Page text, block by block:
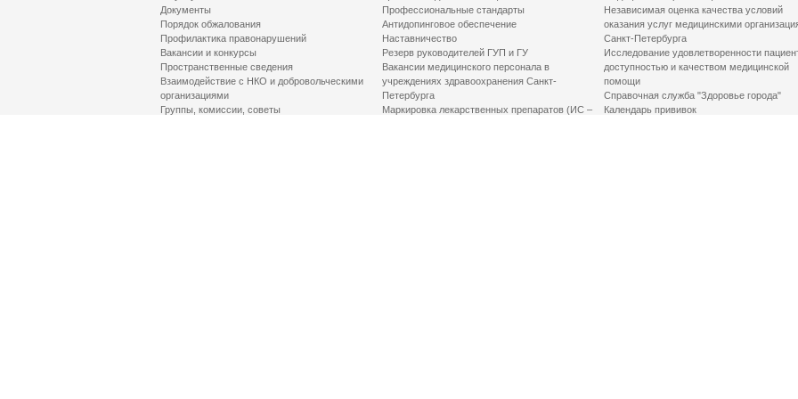
Документы
Порядок обжалования
Профилактика правонарушений
Вакансии и конкурсы
Пространственные сведения
Взаимодействие с НКО и добровольческими
организациями
Группы, комиссии, советы
Профессиональные стандарты
Антидопинговое обеспечение
Наставничество
Резерв руководителей ГУП и ГУ
Вакансии медицинского персонала в
учреждениях здравоохранения Санкт-
Петербурга
Маркировка лекарственных препаратов (ИС –
Независимая оценка качества условий
оказания услуг медицинскими
Санкт-Петербурга
Исследование удовлетворенности
доступностью и качеством медицинской
помощи
Справочная служба "Здоровье города"
Календарь прививок